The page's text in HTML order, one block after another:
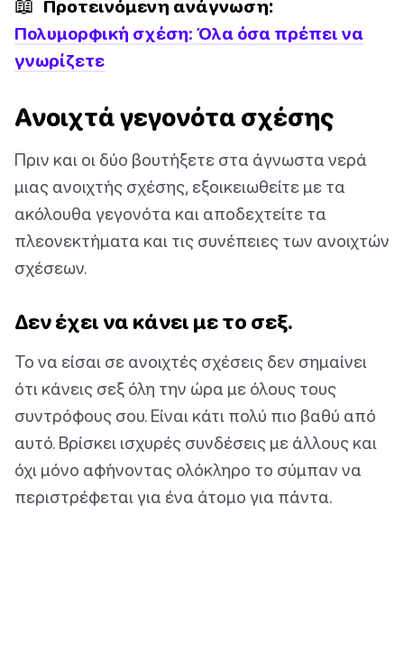
Προτεινόμενη ανάγνωση:
Πολυμορφική σχέση: Όλα όσα πρέπει να
γνωρίζετε
Ανοιχτά γεγονότα σχέσης
Πριν και οι δύο βουτήξετε στα άγνωστα νερά
μιας ανοιχτής σχέσης, εξοικειωθείτε με τα
ακόλουθα γεγονότα και αποδεχτείτε τα
πλεονεκτήματα και τις συνέπειες των ανοιχτών
σχέσεων.
Δεν έχει να κάνει με το σεξ.
Το να είσαι σε ανοιχτές σχέσεις δεν σημαίνει
ότι κάνεις σεξ όλη την ώρα με όλους τους
συντρόφους σου. Είναι κάτι πολύ πιο βαθύ από
αυτό. Βρίσκει ισχυρές συνδέσεις με άλλους και
όχι μόνο αφήνοντας ολόκληρο το σύμπαν να
περιστρέφεται για ένα άτομο για πάντα.